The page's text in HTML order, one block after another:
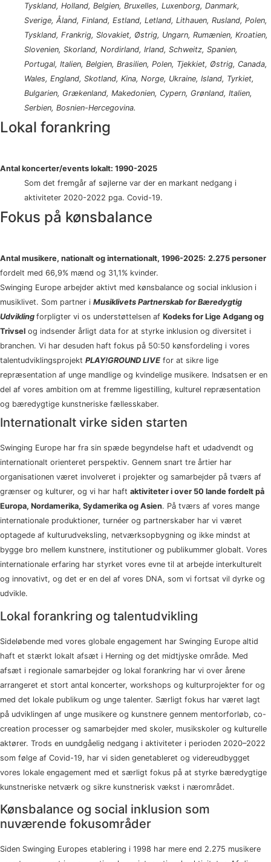
Tyskland, Holland, Belgien, Bruxelles, Luxenborg, Danmark,
Sverige, Åland, Finland, Estland, Letland, Lithauen, Rusland, Polen,
Tyskland, Frankrig, Slovakiet, Østrig, Ungarn, Rumænien, Kroatien,
Slovenien, Skorland, Nordirland, Irland, Schweitz, Spanien,
Portugal, Italien, Belgien, Brasilien, Polen, Tjekkiet, Østrig, Canada,
Wales, England, Skotland, Kina, Norge, Ukraine, Island, Tyrkiet,
Bulgarien, Grækenland, Makedonien, Cypern, Grønland, Italien,
Serbien, Bosnien-Hercegovina.
Lokal forankring
Antal koncerter/events lokalt: 1990-2025
Som det fremgår af søjlerne var der en markant nedgang i
aktiviteter 2020-2022 pga. Covid-19.
Fokus på kønsbalance
Antal musikere, nationalt og internationalt, 1996-2025: 2.275 personer
fordelt med 66,9% mænd og 31,1% kvinder.
Swinging Europe arbejder aktivt med kønsbalance og social inklusion i
musiklivet. Som partner i Musiklivets Partnerskab for Bæredygtig
Udvikling forpligter vi os understøttelsen af Kodeks for Lige Adgang og
Trivsel og indsender årligt data for at styrke inklusion og diversitet i
branchen. Vi har desuden haft fokus på 50:50 kønsfordeling i vores
talentudviklingsprojekt PLAY!GROUND LIVE for at sikre lige
repræsentation af unge mandlige og kvindelige musikere. Indsatsen er en
del af vores ambition om at fremme ligestilling, kulturel repræsentation
og bæredygtige kunstneriske fællesskaber.
Internationalt virke siden starten
Swinging Europe har fra sin spæde begyndelse haft et udadvendt og
internationalt orienteret perspektiv. Gennem snart tre årtier har
organisationen været involveret i projekter og samarbejder på tværs af
grænser og kulturer, og vi har haft aktiviteter i over 50 lande fordelt på
Europa, Nordamerika, Sydamerika og Asien. På tværs af vores mange
internationale produktioner, turnéer og partnerskaber har vi været
optagede af kulturudveksling, netværksopbygning og ikke mindst at
bygge bro mellem kunstnere, institutioner og publikummer globalt. Vores
internationale erfaring har styrket vores evne til at arbejde interkulturelt
og innovativt, og det er en del af vores DNA, som vi fortsat vil dyrke og
udvikle.
Lokal forankring og talentudvikling
Sideløbende med vores globale engagement har Swinging Europe altid
haft et stærkt lokalt afsæt i Herning og det midtjyske område. Med
afsæt i regionale samarbejder og lokal forankring har vi over årene
arrangeret et stort antal koncerter, workshops og kulturprojekter for og
med det lokale publikum og unge talenter. Særligt fokus har været lagt
på udviklingen af unge musikere og kunstnere gennem mentorforløb, co-
creation processer og samarbejder med skoler, musikskoler og kulturelle
aktører. Trods en uundgåelig nedgang i aktiviteter i perioden 2020–2022
som følge af Covid-19, har vi siden genetableret og videreudbygget
vores lokale engagement med et særligt fokus på at styrke bæredygtige
kunstneriske netværk og sikre kunstnerisk vækst i nærområdet.
Kønsbalance og social inklusion som
nuværende fokusområder
Siden Swinging Europes etablering i 1998 har mere end 2.275 musikere